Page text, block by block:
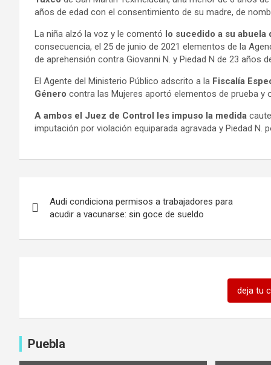
años de edad con el consentimiento de su madre, de
La niña alzó la voz y le comentó lo sucedido a su abuela
consecuencia, el 25 de junio de 2021 elementos de la
de aprehensión contra Giovanni N. y Piedad N de 23 años
El Agente del Ministerio Público adscrito a la Fiscalía
Género contra las Mujeres aportó elementos de prueba y
A ambos el Juez de Control les impuso la medida
imputación por violación equiparada agravada y Piedad N.
de
entradas
Audi condiciona permisos a trabajadores para
acudir a vacunarse: sin goce de sueldo
deja tu
Puebla